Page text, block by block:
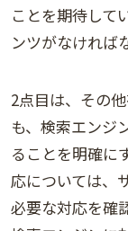
ことを期待して
ンツがなければ
2点目は、その
も、検索エンジ
ることを明確に
応については、
必要な対応を確